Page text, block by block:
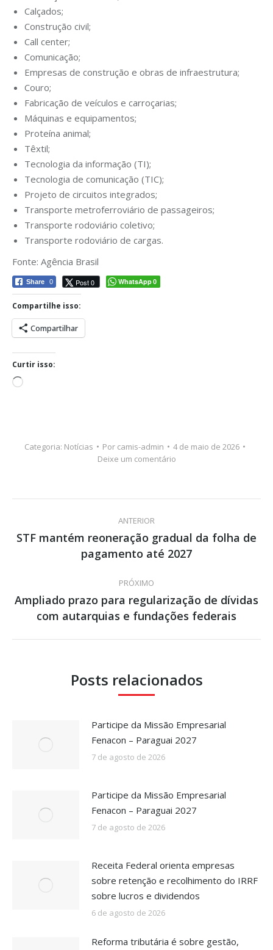
Calçados;
Construção civil;
Call center;
Comunicação;
Empresas de construção e obras de infraestrutura;
Couro;
Fabricação de veículos e carroçarias;
Máquinas e equipamentos;
Proteína animal;
Têxtil;
Tecnologia da informação (TI);
Tecnologia de comunicação (TIC);
Projeto de circuitos integrados;
Transporte metroferroviário de passageiros;
Transporte rodoviário coletivo;
Transporte rodoviário de cargas.
Fonte: Agência Brasil
Share 0 Post 0 WhatsApp0
Compartilhe isso:
Compartilhar
Curtir isso:
Carregando...
Categoria: Notícias Por camis-admin
4 de maio de 2026
Deixe um comentário
Navegação
de
ANTERIOR
Post
anterior:
STF mantém reoneração gradual da folha de
pagamento até 2027
PRÓXIMO
Próximo
post:
Ampliado prazo para regularização de dívidas
com autarquias e fundações federais
Posts relacionados
Participe da Missão Empresarial
Fenacon – Paraguai 2027
7 de agosto de 2026
Participe da Missão Empresarial
Fenacon – Paraguai 2027
7 de agosto de 2026
Receita Federal orienta empresas
sobre retenção e recolhimento do IRRF
sobre lucros e dividendos
6 de agosto de 2026
Reforma tributária é sobre gestão,